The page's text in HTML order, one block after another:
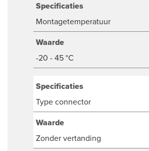
Specificaties
Montagetemperatuur
Waarde
-20 - 45 °C
Specificaties
Type connector
Waarde
Zonder vertanding